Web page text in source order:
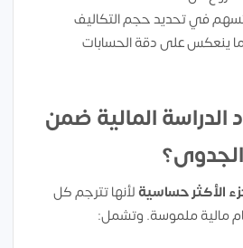
في تحديد حجم التكاليف
ينعكس على دقة الحسابات
المالية ضمن
الأكثر حساسية لأنها تترجم كل
مالية ملموسة. وتشمل: